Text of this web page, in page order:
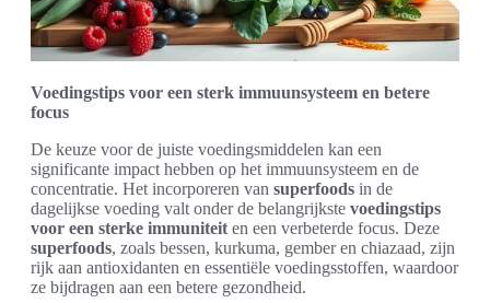
Voedingstips voor een sterk immuunsysteem en betere
focus
De keuze voor de juiste voedingsmiddelen kan een
significante impact hebben op het immuunsysteem en de
concentratie. Het incorporeren van superfoods in de
dagelijkse voeding valt onder de belangrijkste voedingstips
voor een sterke immuniteit en een verbeterde focus. Deze
superfoods, zoals bessen, kurkuma, gember en chiazaad, zijn
rijk aan antioxidanten en essentiële voedingsstoffen, waardoor
ze bijdragen aan een betere gezondheid.